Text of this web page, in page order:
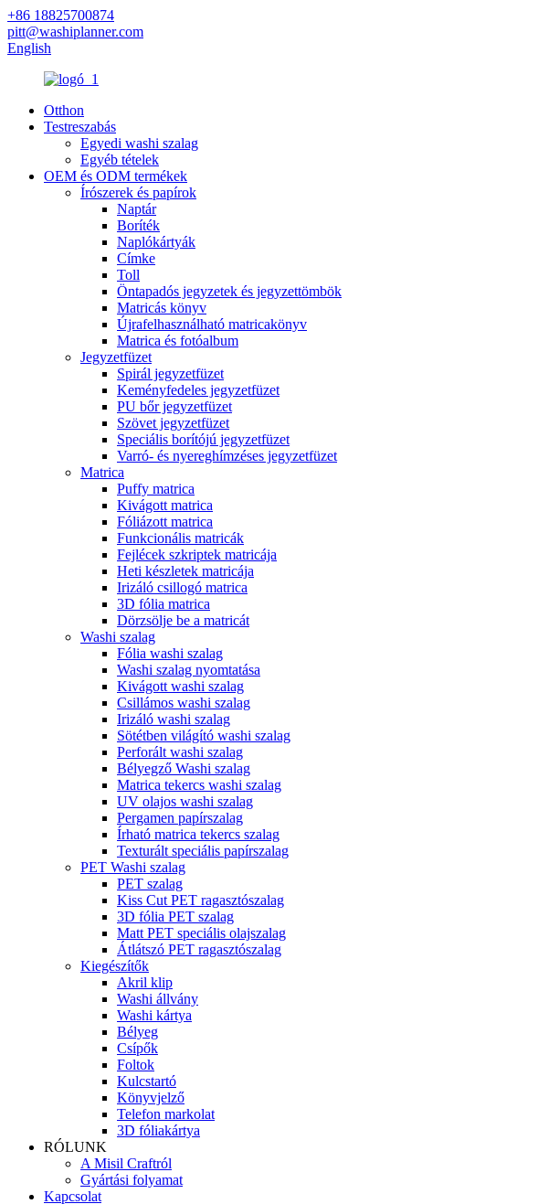
+86 18825700874
pitt@washiplanner.com
English
Otthon
Testreszabás
Egyedi washi szalag
Egyéb tételek
OEM és ODM termékek
Írószerek és papírok
Naptár
Boríték
Naplókártyák
Címke
Toll
Öntapadós jegyzetek és jegyzettömbök
Matricás könyv
Újrafelhasználható matricakönyv
Matrica és fotóalbum
Jegyzetfüzet
Spirál jegyzetfüzet
Keményfedeles jegyzetfüzet
PU bőr jegyzetfüzet
Szövet jegyzetfüzet
Speciális borítójú jegyzetfüzet
Varró- és nyereghímzéses jegyzetfüzet
Matrica
Puffy matrica
Kivágott matrica
Fóliázott matrica
Funkcionális matricák
Fejlécek szkriptek matricája
Heti készletek matricája
Irizáló csillogó matrica
3D fólia matrica
Dörzsölje be a matricát
Washi szalag
Fólia washi szalag
Washi szalag nyomtatása
Kivágott washi szalag
Csillámos washi szalag
Irizáló washi szalag
Sötétben világító washi szalag
Perforált washi szalag
Bélyegző Washi szalag
Matrica tekercs washi szalag
UV olajos washi szalag
Pergamen papírszalag
Írható matrica tekercs szalag
Texturált speciális papírszalag
PET Washi szalag
PET szalag
Kiss Cut PET ragasztószalag
3D fólia PET szalag
Matt PET speciális olajszalag
Átlátszó PET ragasztószalag
Kiegészítők
Akril klip
Washi állvány
Washi kártya
Bélyeg
Csípők
Foltok
Kulcstartó
Könyvjelző
Telefon markolat
3D fóliakártya
RÓLUNK
A Misil Craftról
Gyártási folyamat
Kapcsolat